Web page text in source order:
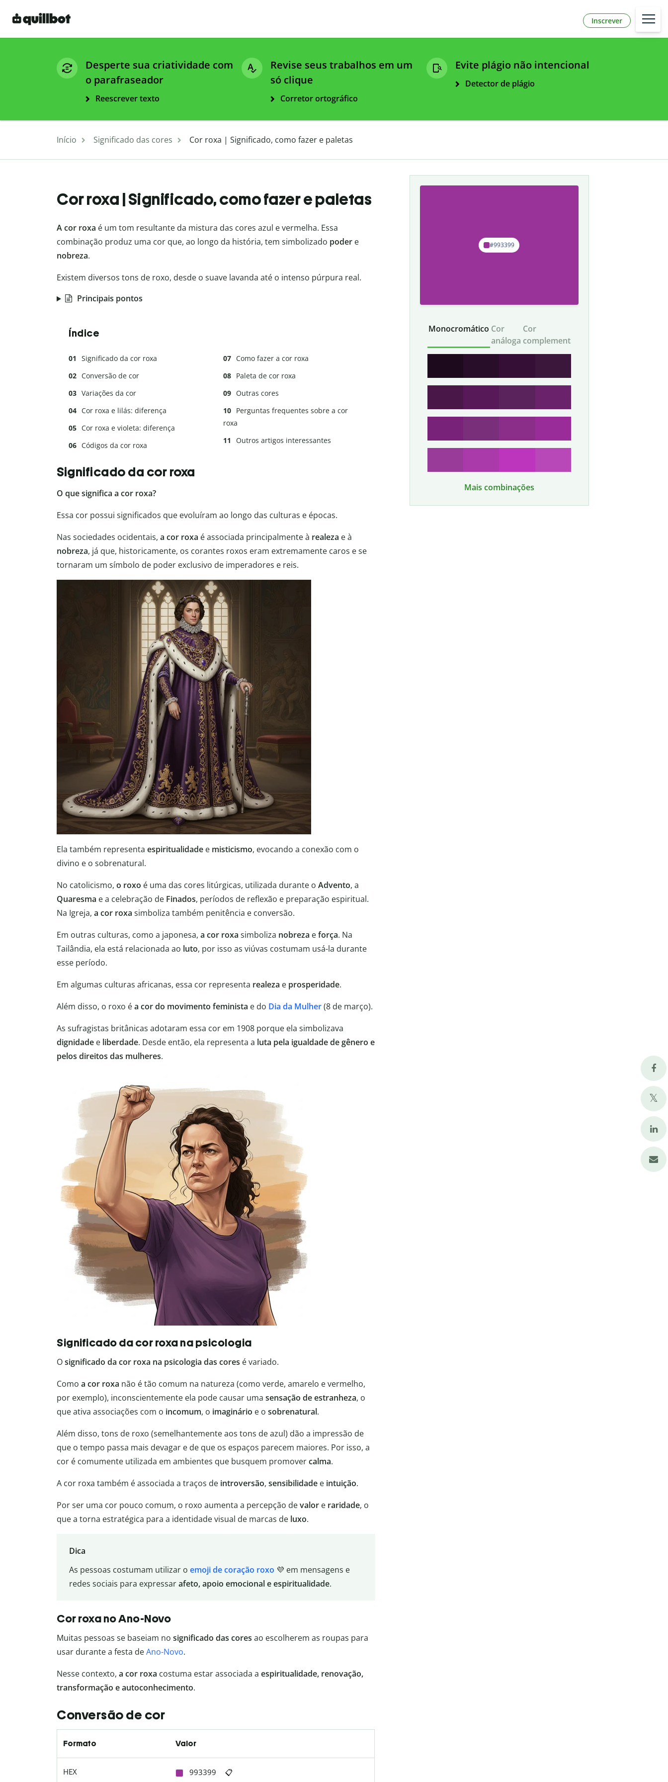
Inscrever
Desperte sua criatividade com
o parafraseador
Reescrever texto
Revise seus trabalhos em um
só clique
Corretor ortográfico
Evite plágio não intencional
Detector de plágio
Início Significado das cores Cor roxa | Significado, como fazer e paletas
Cor roxa | Significado, como fazer e paletas
A cor roxa é um tom resultante da mistura das cores azul e vermelha. Essa
combinação produz uma cor que, ao longo da história, tem simbolizado poder e
nobreza.
Existem diversos tons de roxo, desde o suave lavanda até o intenso púrpura real.
Principais pontos
Índice
Significado da cor roxa
Conversão de cor
Variações da cor
Cor roxa e lilás: diferença
Cor roxa e violeta: diferença
Códigos da cor roxa
Como fazer a cor roxa
Paleta de cor roxa
Outras cores
Perguntas frequentes sobre a cor
roxa
Outros artigos interessantes
Significado da cor roxa
O que significa a cor roxa?
Essa cor possui significados que evoluíram ao longo das culturas e épocas.
Nas sociedades ocidentais, a cor roxa é associada principalmente à realeza e à
nobreza, já que, historicamente, os corantes roxos eram extremamente caros e se
tornaram um símbolo de poder exclusivo de imperadores e reis.
Ela também representa espiritualidade e misticismo, evocando a conexão com o
divino e o sobrenatural.
No catolicismo, o roxo é uma das cores litúrgicas, utilizada durante o Advento, a
Quaresma e a celebração de Finados, períodos de reflexão e preparação espiritual.
Na Igreja, a cor roxa simboliza também penitência e conversão.
Em outras culturas, como a japonesa, a cor roxa simboliza nobreza eforça. Na
Tailândia, ela está relacionada ao luto, por isso as viúvas costumam usá-la durante
esse período.
Em algumas culturas africanas, essa cor representa realeza e prosperidade.
Além disso, o roxo éa cor do movimento feminista e do Dia da Mulher(8 de março).
As sufragistas britânicas adotaram essa cor em 1908 porque ela simbolizava
dignidade e liberdade. Desde então, ela representa a luta pela igualdade de gênero e
pelos direitos das mulheres.
Significado da cor roxa na psicologia
Osignificado da cor roxa na psicologia das cores é variado.
Como a cor roxa não é tão comum na natureza (como verde, amarelo e vermelho,
por exemplo), inconscientemente ela pode causar uma sensação de estranheza, o
que ativa associações com o incomum, o imaginário e o sobrenatural.
Além disso, tons de roxo (semelhantemente aos tons de azul) dão a impressão de
que o tempo passa mais devagar e de que os espaços parecem maiores. Por isso, a
cor é comumente utilizada em ambientes que busquem promovercalma.
A cor roxa também é associada a traços de introversão, sensibilidade e intuição.
Por ser uma cor pouco comum, o roxo aumenta a percepção devalor e raridade, o
que a torna estratégica para a identidade visual de marcas de luxo.
Dica
As pessoas costumam utilizar o emoji de coração roxo 💜 em mensagens e
redes sociais para expressarafeto, apoio emocional e espiritualidade.
Cor roxa no Ano-Novo
Muitas pessoas se baseiam no significado das cores ao escolherem as roupas para
usar durante a festa deAno-Novo.
Nesse contexto, a cor roxa costuma estar associada a espiritualidade, renovação,
transformação e autoconhecimento.
Conversão de cor
Formato Valor
HEX 993399 📋
#993399
Monocromático Cor
análoga
Cor
complementar
Mais combinações